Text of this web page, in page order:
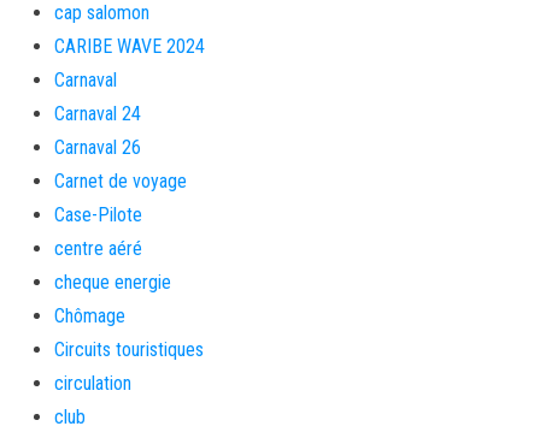
cap salomon
CARIBE WAVE 2024
Carnaval
Carnaval 24
Carnaval 26
Carnet de voyage
Case-Pilote
centre aéré
cheque energie
Chômage
Circuits touristiques
circulation
club